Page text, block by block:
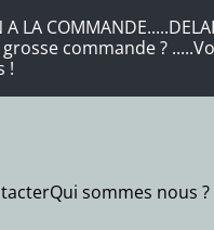
A LA
commande ?
!
Qui sommes nous ?